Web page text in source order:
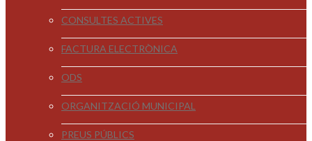
CONSULTES ACTIVES
FACTURA ELECTRÒNICA
ODS
ORGANITZACIÓ MUNICIPAL
PREUS PÚBLICS